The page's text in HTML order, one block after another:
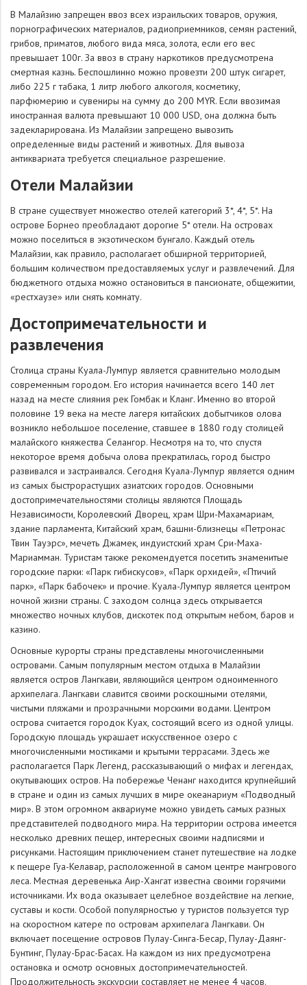
В Малайзию запрещен ввоз всех израильских товаров, оружия,
порнографических материалов, радиоприемников, семян растений,
грибов, приматов, любого вида мяса, золота, если его вес
превышает 100г. За ввоз в страну наркотиков предусмотрена
смертная казнь. Беспошлинно можно провезти 200 штук сигарет,
либо 225 г табака, 1 литр любого алкоголя, косметику,
парфюмерию и сувениры на сумму до 200 MYR. Если ввозимая
иностранная валюта превышают 10 000 USD, она должна быть
задекларирована. Из Малайзии запрещено вывозить
определенные виды растений и животных. Для вывоза
антиквариата требуется специальное разрешение.
Отели Малайзии
В стране существует множество отелей категорий 3*, 4*, 5*. На
острове Борнео преобладают дорогие 5* отели. На островах
можно поселиться в экзотическом бунгало. Каждый отель
Малайзии, как правило, располагает обширной территорией,
большим количеством предоставляемых услуг и развлечений. Для
бюджетного отдыха можно остановиться в пансионате, общежитии,
«рестхаузе» или снять комнату.
Достопримечательности и
развлечения
Столица страны Куала-Лумпур является сравнительно молодым
современным городом. Его история начинается всего 140 лет
назад на месте слияния рек Гомбак и Кланг. Именно во второй
половине 19 века на месте лагеря китайских добытчиков олова
возникло небольшое поселение, ставшее в 1880 году столицей
малайского княжества Селангор. Несмотря на то, что спустя
некоторое время добыча олова прекратилась, город быстро
развивался и застраивался. Сегодня Куала-Лумпур является одним
из самых быстрорастущих азиатских городов. Основными
достопримечательностями столицы являются Площадь
Независимости, Королевский Дворец, храм Шри-Махамариам,
здание парламента, Китайский храм, башни-близнецы «Петронас
Твин Тауэрс», мечеть Джамек, индуистский храм Сри-Маха-
Мариамман. Туристам также рекомендуется посетить знаменитые
городские парки: «Парк гибискусов», «Парк орхидей», «Птичий
парк», «Парк бабочек» и прочие. Куала-Лумпур является центром
ночной жизни страны. С заходом солнца здесь открывается
множество ночных клубов, дискотек под открытым небом, баров и
казино.
Основные курорты страны представлены многочисленными
островами. Самым популярным местом отдыха в Малайзии
является остров Лангкави, являющийся центром одноименного
архипелага. Лангкави славится своими роскошными отелями,
чистыми пляжами и прозрачными морскими водами. Центром
острова считается городок Куах, состоящий всего из одной улицы.
Городскую площадь украшает искусственное озеро с
многочисленными мостиками и крытыми террасами. Здесь же
располагается Парк Легенд, рассказывающий о мифах и легендах,
окутывающих остров. На побережье Ченанг находится крупнейший
в стране и один из самых лучших в мире океанариум «Подводный
мир». В этом огромном аквариуме можно увидеть самых разных
представителей подводного мира. На территории острова имеется
несколько древних пещер, интересных своими надписями и
рисунками. Настоящим приключением станет путешествие на лодке
к пещере Гуа-Келавар, расположенной в самом центре мангрового
леса. Местная деревенька Аир-Хангат известна своими горячими
источниками. Их вода оказывает целебное воздействие на легкие,
суставы и кости. Особой популярностью у туристов пользуется тур
на скоростном катере по островам архипелага Лангкави. Он
включает посещение островов Пулау-Синга-Бесар, Пулау-Даянг-
Бунтинг, Пулау-Брас-Басах. На каждом из них предусмотрена
остановка и осмотр основных достопримечательностей.
Продолжительность экскурсии составляет не менее 4 часов.